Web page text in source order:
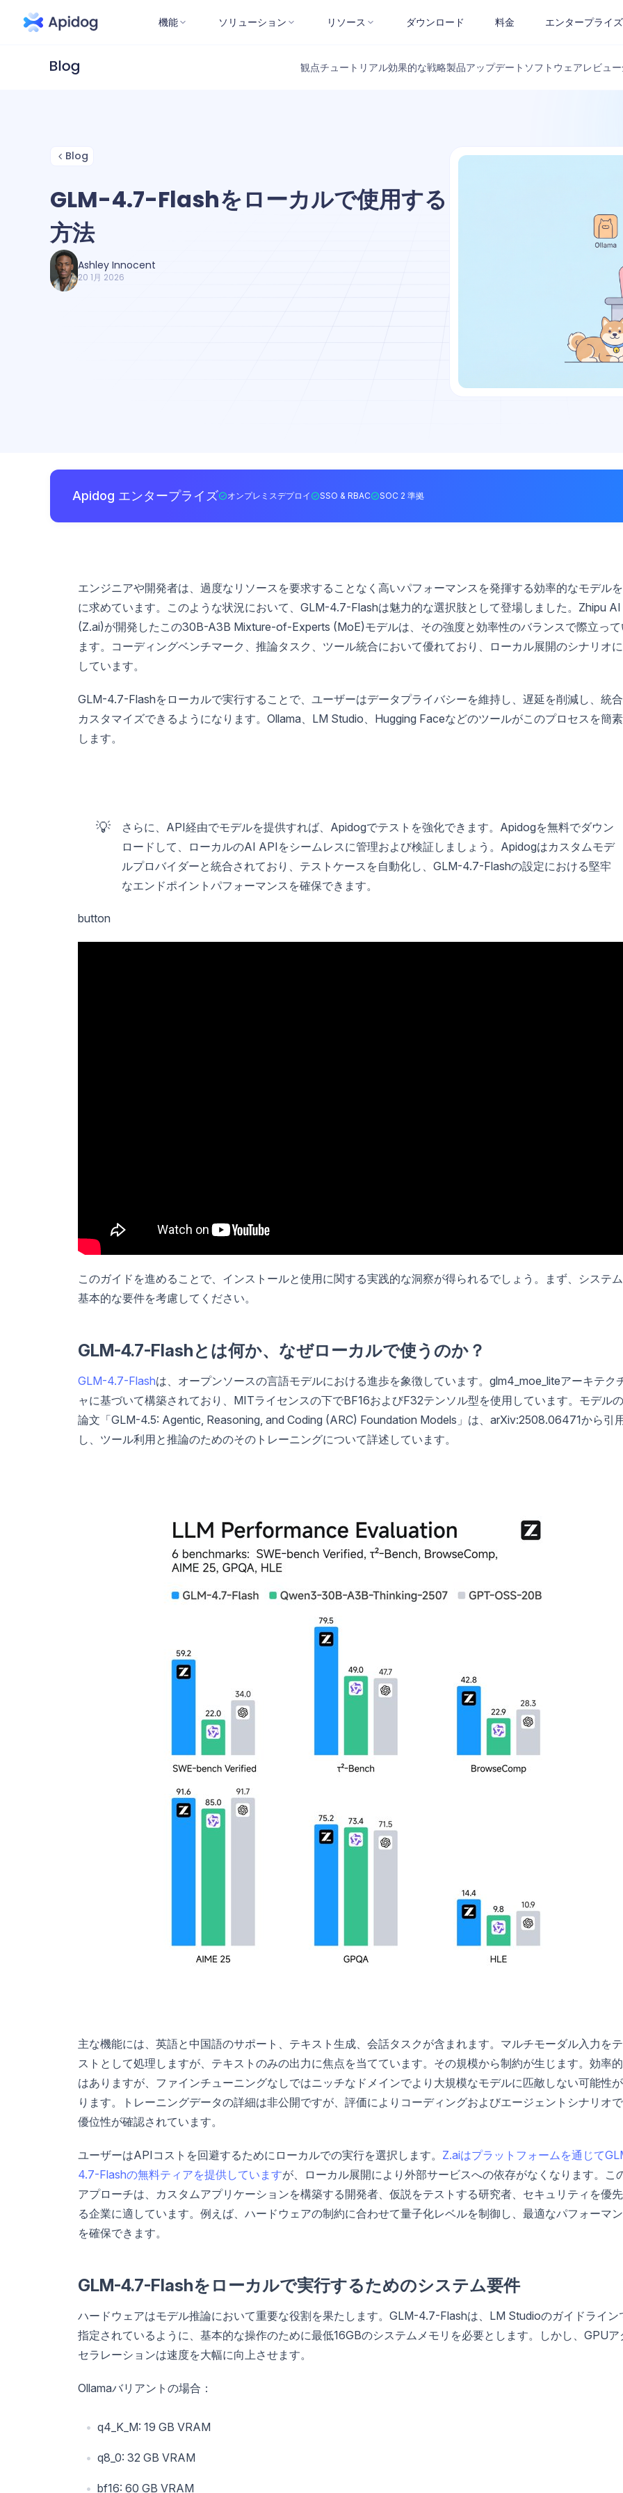
機能 ソリューション リソース ダウンロード 料金 エンタープライズ
観点チュートリアル効果的な戦略製品アップデート ソフトウェアレビュー
Blog
GLM-4.7-Flashをローカルで使用する
方法
Ashley Innocent
20 1月 2026
Apidog エンタープライズ オンプレミスデプロイ SSO & RBAC SOC 2 準拠
エンジニアや開発者は、過度なリソースを要求することなく高いパフォーマンスを発揮する効率的なモデル
に求めています。このような状況において、GLM-4.7-Flashは魅力的な選択肢として登場しました。Zhipu AI
(Z.ai)が開発したこの30B-A3B Mixture-of-Experts (MoE)モデルは、その強度と効率性のバランスで際立って
ます。コーディングベンチマーク、推論タスク、ツール統合において優れており、ローカル展開のシナリオ
しています。
GLM-4.7-Flashをローカルで実行することで、ユーザーはデータプライバシーを維持し、遅延を削減し、統
カスタマイズできるようになります。Ollama、LM Studio、Hugging Faceなどのツールがこのプロセスを簡
します。
💡
さらに、API経由でモデルを提供すれば、Apidogでテストを強化できます。Apidogを無料でダウン
ロードして、ローカルのAI APIをシームレスに管理および検証しましょう。Apidogはカスタムモデ
ルプロバイダーと統合されており、テストケースを自動化し、GLM-4.7-Flashの設定における堅牢
なエンドポイントパフォーマンスを確保できます。
button
このガイドを進めることで、インストールと使用に関する実践的な洞察が得られるでしょう。まず、システ
基本的な要件を考慮してください。
GLM-4.7-Flashとは何か、なぜローカルで使うのか？
GLM-4.7-Flashは、オープンソースの言語モデルにおける進歩を象徴しています。glm4_moe_liteアーキテク
ャに基づいて構築されており、MITライセンスの下でBF16およびF32テンソル型を使用しています。モデルの
論文「GLM-4.5: Agentic, Reasoning, and Coding (ARC) Foundation Models」は、arXiv:2508.06471から引
し、ツール利用と推論のためのそのトレーニングについて詳述しています。
主な機能には、英語と中国語のサポート、テキスト生成、会話タスクが含まれます。マルチモーダル入力を
ストとして処理しますが、テキストのみの出力に焦点を当てています。その規模から制約が生じます。効率
はありますが、ファインチューニングなしではニッチなドメインでより大規模なモデルに匹敵しない可能性
ります。トレーニングデータの詳細は非公開ですが、評価によりコーディングおよびエージェントシナリオ
優位性が確認されています。
ユーザーはAPIコストを回避するためにローカルでの実行を選択します。 Z.aiはプラットフォームを通じて
4.7-Flashの無料ティアを提供していますが、ローカル展開により外部サービスへの依存がなくなります。こ
アプローチは、カスタムアプリケーションを構築する開発者、仮説をテストする研究者、セキュリティを優
る企業に適しています。例えば、ハードウェアの制約に合わせて量子化レベルを制御し、最適なパフォーマ
を確保できます。
GLM-4.7-Flashをローカルで実行するためのシステム要件
ハードウェアはモデル推論において重要な役割を果たします。GLM-4.7-Flashは、LM Studioのガイドライン
指定されているように、基本的な操作のために最低16GBのシステムメモリを必要とします。しかし、GPUア
セラレーションは速度を大幅に向上させます。
Ollamaバリアントの場合：
q4_K_M: 19 GB VRAM
q8_0: 32 GB VRAM
bf16: 60 GB VRAM